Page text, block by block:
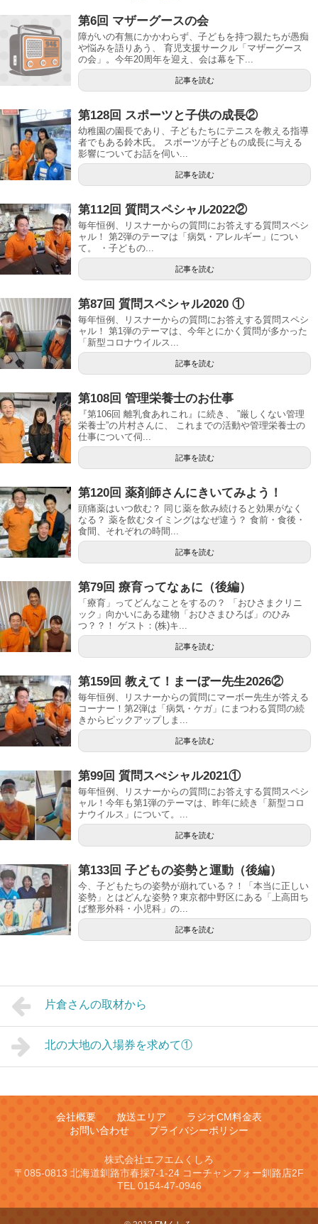
第6回 マザーグースの会
障がいの有無にかかわらず、子どもを持つ親たちが愚痴
や悩みを語りあう、 育児支援サークル「マザーグース
の会」。今年20周年を迎え、会は幕を下...
記事を読む
第128回 スポーツと子供の成長②
幼稚園の園長であり、子どもたちにテニスを教える指導
者でもある鈴木氏。 スポーツが子どもの成長に与える
影響についてお話を伺い...
記事を読む
第112回 質問スペシャル2022②
毎年恒例、リスナーからの質問にお答えする質問スペシ
ャル！ 第2弾のテーマは「病気・アレルギー」につい
て。 ・子どもの...
記事を読む
第87回 質問スペシャル2020 ①
毎年恒例、リスナーからの質問にお答えする質問スペシ
ャル！ 第1弾のテーマは、今年とにかく質問が多かった
「新型コロナウイルス...
記事を読む
第108回 管理栄養士のお仕事
『第106回 離乳食あれこれ』に続き、 ”厳しくない管理
栄養士”の片村さんに、 これまでの活動や管理栄養士の
仕事について伺...
記事を読む
第120回 薬剤師さんにきいてみよう！
頭痛薬はいつ飲む？ 同じ薬を飲み続けると効果がなく
なる？ 薬を飲むタイミングはなぜ違う？ 食前・食後・
食間、それぞれの時間...
記事を読む
第79回 療育ってなぁに（後編）
「療育」ってどんなことをするの？ 「おひさまクリニ
ック」向かいにある建物「おひさまひろば」のひみ
つ？？！ ゲスト：(株)キ...
記事を読む
第159回 教えて！まーぼー先生2026②
毎年恒例、リスナーからの質問にマーボー先生が答える
コーナー！第2弾は「病気・ケガ」にまつわる質問の続
きからピックアップしま...
記事を読む
第99回 質問スぺシャル2021①
毎年恒例、リスナーからの質問にお答えする質問スペシ
ャル！今年も第1弾のテーマは、昨年に続き「新型コロ
ナウイルス」について。...
記事を読む
第133回 子どもの姿勢と運動（後編）
今、子どもたちの姿勢が崩れている？！「本当に正しい
姿勢」とはどんな姿勢？東京都中野区にある「上高田ち
ば整形外科・小児科」の...
記事を読む
片倉さんの取材から
北の大地の入場券を求めて①
会社概要 放送エリア
ラジオCM料金表
お問い合わせ
プライバシーポリシー
株式会社エフエムくしろ
〒085-0813 北海道釧路市春採7-1-24 コーチャンフォー釧路店2F
TEL 0154-47-0946